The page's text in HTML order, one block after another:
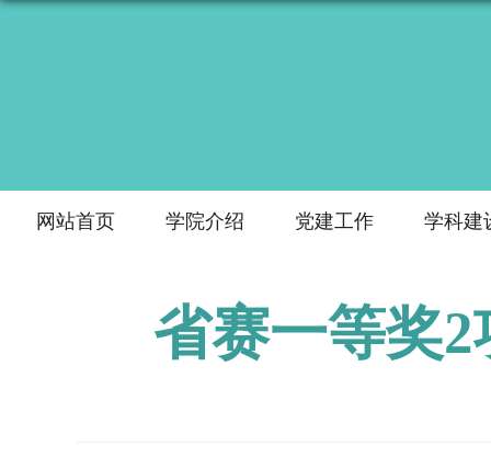
网站首页 学院介绍 党建工作 学科建
省赛一等奖